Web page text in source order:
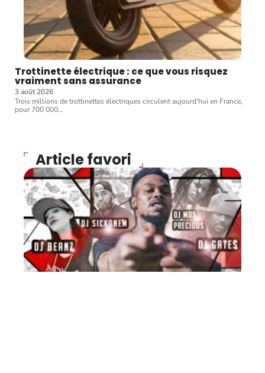
Trottinette électrique : ce que vous risquez
vraiment sans assurance
3 août 2026
Trois millions de trottinettes électriques circulent aujourd'hui en France,
pour 700 000…
Article favori